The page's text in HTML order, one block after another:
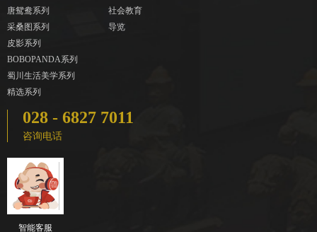
唐鸳鸯系列
采桑图系列
皮影系列
BOBOPANDA系列
蜀川生活美学系列
精选系列
社会教育
导览
028 - 6827 7011
咨询电话
智能客服